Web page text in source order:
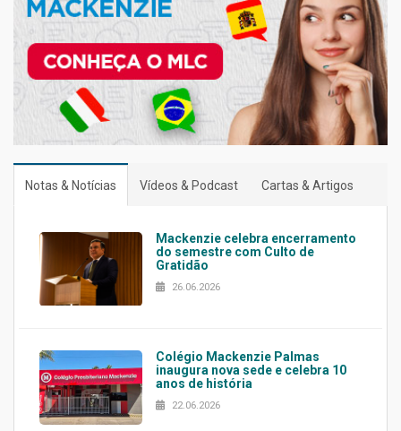
Notas & Notícias Vídeos & Podcast Cartas & Artigos
Mackenzie celebra encerramento
do semestre com Culto de
Gratidão
26.06.2026
Colégio Mackenzie Palmas
inaugura nova sede e celebra 10
anos de história
22.06.2026